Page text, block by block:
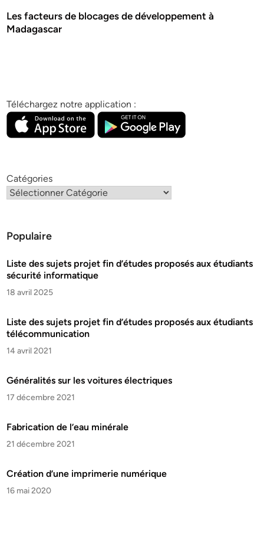
Les facteurs de blocages de développement à
Madagascar
Téléchargez notre application :
Catégories
Populaire
Liste des sujets projet fin d’études proposés aux étudiants
sécurité informatique
18 avril 2025
Liste des sujets projet fin d’études proposés aux étudiants
télécommunication
14 avril 2021
Généralités sur les voitures électriques
17 décembre 2021
Fabrication de l’eau minérale
21 décembre 2021
Création d’une imprimerie numérique
16 mai 2020